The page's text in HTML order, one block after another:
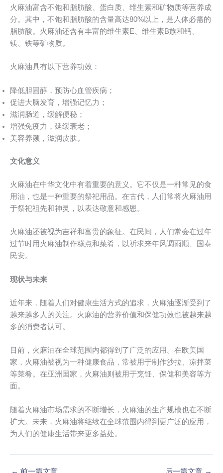
火麻油富含不饱和脂肪酸、蛋白质、维生素和矿物质等营养成
分。其中，不饱和脂肪酸的含量高达80%以上，是人体必需的
脂肪酸。火麻油还含有丰富的维生素E、维生素B族和钙、
镁、铁等矿物质。
火麻油具有以下营养功效：
降低胆固醇，预防心血管疾病；
促进大脑发育，增强记忆力；
滋润肠道，缓解便秘；
增强免疫力，延缓衰老；
美容养颜，滋润皮肤。
文化意义
火麻油在中华文化中有着重要的意义。它不仅是一种常见的食
用油，也是一种重要的祭祀用品。在古代，人们常将火麻油用
于祭祀祖先和神灵，以表达敬意和感恩。
火麻油还被视为吉祥和富贵的象征。在民间，人们常会在过年
过节时用火麻油制作糕点和菜肴，以祈求来年风调雨顺、国泰
民安。
现状与未来
近年来，随着人们对健康生活方式的追求，火麻油逐渐受到了
越来越多人的关注。火麻油的营养价值和保健功效也被越来越
多的消费者认可。
目前，火麻油在全球范围内都得到了广泛的应用。在欧美国
家，火麻油被视为一种健康食品，常被用于制作沙拉、凉拌菜
等菜肴。在亚洲国家，火麻油则被用于烹饪、保健和美容等方
面。
随着火麻油市场需求的不断增长，火麻油的生产规模也在不断
扩大。未来，火麻油将继续在全球范围内得到更广泛的应用，
为人们的健康生活带来更多益处。
← 前一篇文章 后一篇文章 →